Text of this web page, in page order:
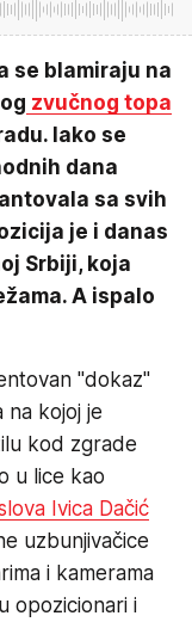
se blamiraju na
zvučnog topa
Iako se
dana
sa svih
je i danas
Srbiji, koja
A ispalo
"dokaz"
na kojoj je
kod zgrade
u lice kao
Ivica Dačić
uzbunjivačice
i kamerama
opozicionari i